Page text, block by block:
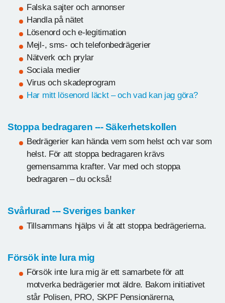
Falska sajter och annonser
Handla på nätet
Lösenord och e-legitimation
Mejl-, sms- och telefonbedrägerier
Nätverk och prylar
Sociala medier
Virus och skadeprogram
Har mitt lösenord läckt – och vad kan jag göra?
Stoppa bedragaren --- Säkerhetskollen
Bedrägerier kan hända vem som helst och var som
helst. För att stoppa bedragaren krävs
gemensamma krafter. Var med och stoppa
bedragaren – du också!
Svårlurad --- Sveriges banker
Tillsammans hjälps vi åt att stoppa bedrägerierna.
Försök inte lura mig
Försök inte lura mig är ett samarbete för att
motverka bedrägerier mot äldre. Bakom initiativet
står Polisen, PRO, SKPF Pensionärerna,